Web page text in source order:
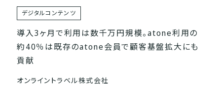
デジタルコンテンツ
導入3ヶ月で利用は数千万円規模。atone利用の
約40％は既存のatone会員で顧客基盤拡大にも
貢献
オンライントラベル株式会社